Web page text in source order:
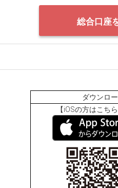
総合口座
ダウンロ
【iOSの方はこ